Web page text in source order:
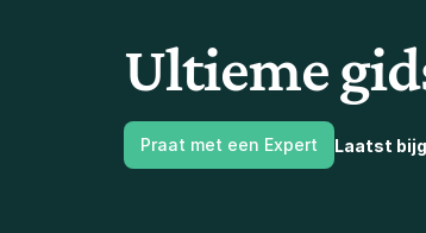
Ultieme
Praat met een Expert Laatst